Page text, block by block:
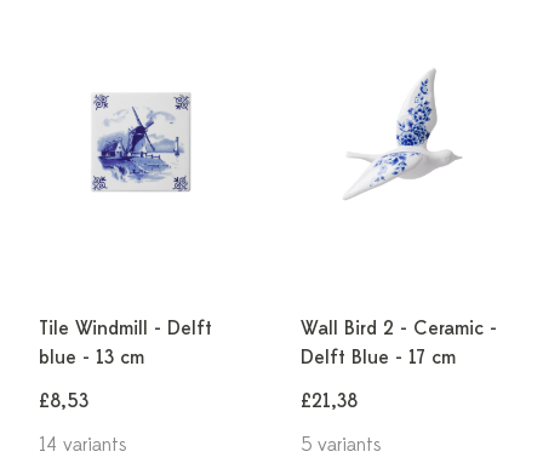
Tile Windmill - Delft
blue - 13 cm
£8,53
14 variants
Wall Bird 2 - Ceramic -
Delft Blue - 17 cm
£21,38
5 variants